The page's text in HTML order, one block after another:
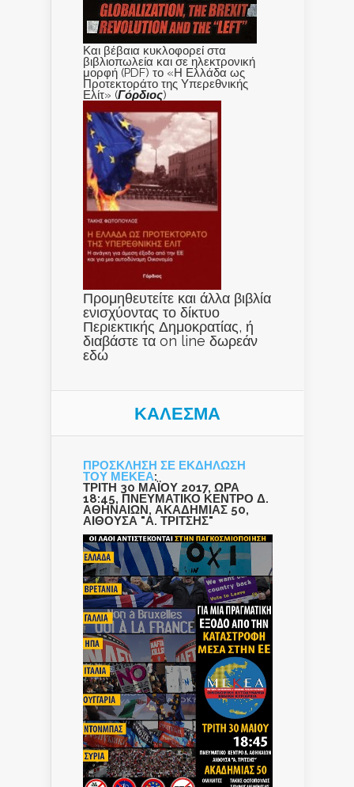
Και βέβαια κυκλοφορεί στα
βιβλιοπωλεία και σε ηλεκτρονική
μορφή (PDF) το «Η Ελλάδα ως
Προτεκτοράτο της Υπερεθνικής
Ελίτ» (Γόρδιος)
Προμηθευτείτε και άλλα βιβλία
ενισχύοντας το δίκτυο
Περιεκτικής Δημοκρατίας, ή
διαβάστε τα on line δωρεάν
εδώ
ΚΑΛΕΣΜΑ
ΠΡΟΣΚΛΗΣΗ ΣΕ ΕΚΔΗΛΩΣΗ
ΤΟΥ ΜΕΚΕΑ:
ΤΡΙΤΗ 30 ΜΑΪΟΥ 2017, ΩΡΑ
18:45, ΠΝΕΥΜΑΤΙΚΟ ΚΕΝΤΡΟ Δ.
ΑΘΗΝΑΙΩΝ, ΑΚΑΔΗΜΙΑΣ 50,
ΑΙΘΟΥΣΑ "Α. ΤΡΙΤΣΗΣ"